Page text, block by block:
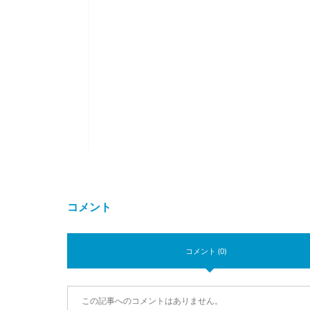
コメント
コメント (0)
この記事へのコメントはありません。